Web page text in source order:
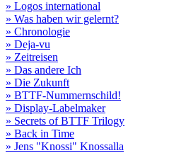
» Logos international
» Was haben wir gelernt?
» Chronologie
» Deja-vu
» Zeitreisen
» Das andere Ich
» Die Zukunft
» BTTF-Nummernschild!
» Display-Labelmaker
» Secrets of BTTF Trilogy
» Back in Time
» Jens "Knossi" Knossalla